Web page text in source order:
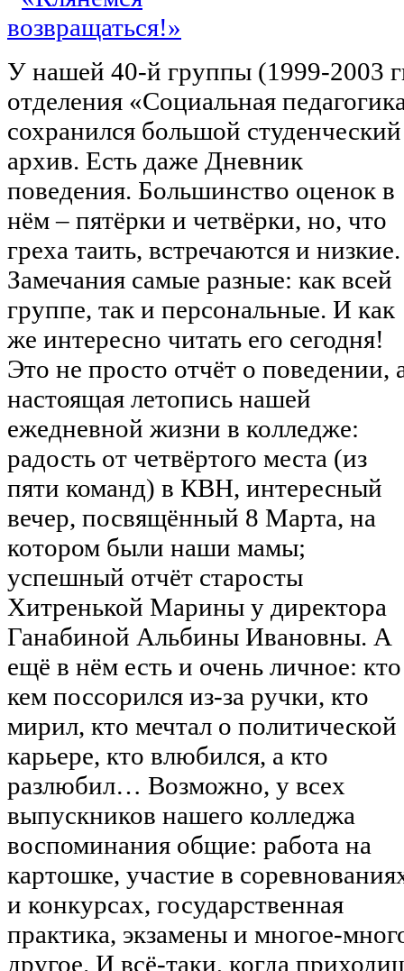
У нашей 40-й группы (1999-2003
отделения «Социальная
сохранился большой студенческий
архив. Есть даже Дневник
поведения. Большинство оценок в
нём – пятёрки и четвёрки, но, что
греха таить, встречаются и низкие.
Замечания самые разные: как всей
группе, так и персональные. И как
же интересно читать его сегодня!
Это не просто отчёт о поведении,
настоящая летопись нашей
ежедневной жизни в колледже:
радость от четвёртого места (из
пяти команд) в КВН, интересный
вечер, посвящённый 8 Марта, на
котором были наши мамы;
успешный отчёт старосты
Хитренькой Марины у директора
Ганабиной Альбины Ивановны. А
ещё в нём есть и очень личное:
кем поссорился из-за ручки, кто
мирил, кто мечтал о политической
карьере, кто влюбился, а кто
разлюбил… Возможно, у всех
выпускников нашего колледжа
воспоминания общие: работа на
картошке, участие в
и конкурсах, государственная
практика, экзамены и многое-
другое. И всё-таки, когда